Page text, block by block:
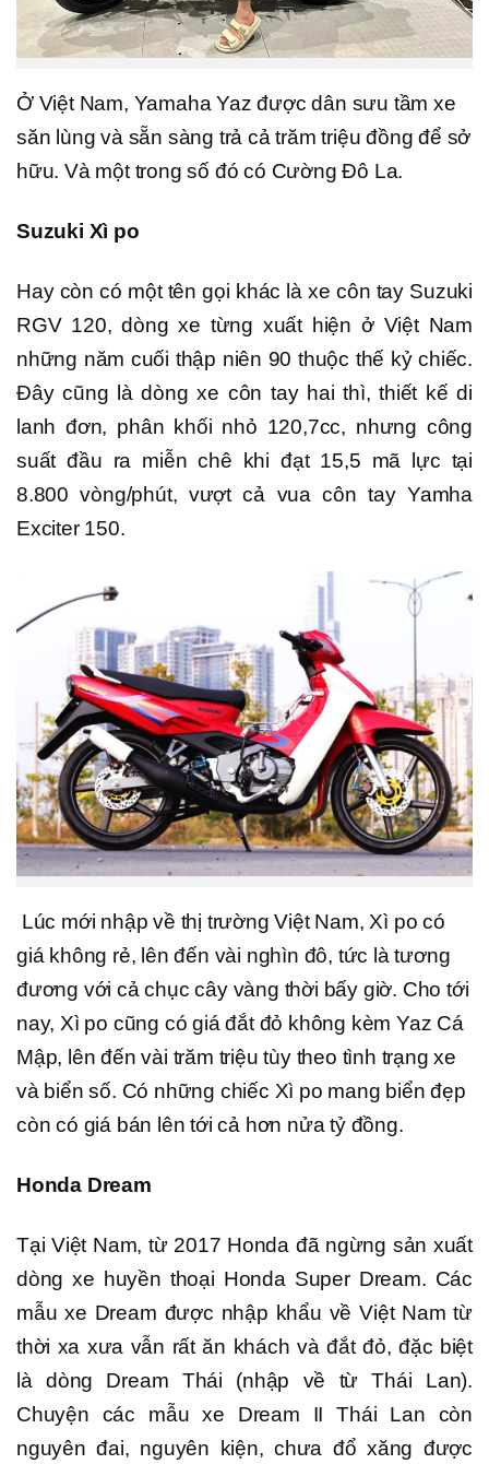
Ở Việt Nam, Yamaha Yaz được dân sưu tầm xe
săn lùng và sẵn sàng trả cả trăm triệu đồng để sở
hữu. Và một trong số đó có Cường Đô La.
Suzuki Xì po
Hay còn có một tên gọi khác là xe côn tay Suzuki
RGV 120, dòng xe từng xuất hiện ở Việt Nam
những năm cuối thập niên 90 thuộc thế kỷ chiếc.
Đây cũng là dòng xe côn tay hai thì, thiết kế di
lanh đơn, phân khối nhỏ 120,7cc, nhưng công
suất đầu ra miễn chê khi đạt 15,5 mã lực tại
8.800 vòng/phút, vượt cả vua côn tay Yamha
Exciter 150.
Lúc mới nhập về thị trường Việt Nam, Xì po có
giá không rẻ, lên đến vài nghìn đô, tức là tương
đương với cả chục cây vàng thời bấy giờ. Cho tới
nay, Xì po cũng có giá đắt đỏ không kèm Yaz Cá
Mập, lên đến vài trăm triệu tùy theo tình trạng xe
và biển số. Có những chiếc Xì po mang biển đẹp
còn có giá bán lên tới cả hơn nửa tỷ đồng.
Honda Dream
Tại Việt Nam, từ 2017 Honda đã ngừng sản xuất
dòng xe huyền thoại Honda Super Dream. Các
mẫu xe Dream được nhập khẩu về Việt Nam từ
thời xa xưa vẫn rất ăn khách và đắt đỏ, đặc biệt
là dòng Dream Thái (nhập về từ Thái Lan).
Chuyện các mẫu xe Dream II Thái Lan còn
nguyên đai, nguyên kiện, chưa đổ xăng được